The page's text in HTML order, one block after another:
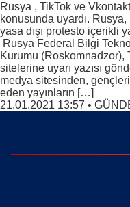
Rusya , TikTok ve
konusunda uyardı.
yasa dışı protesto içerikli
Rusya Federal Bilgi
Kurumu (Roskomnadzor),
sitelerine uyarı yazısı
medya sitesinden,
eden yayınların […]
21.01.2021 13:57 •